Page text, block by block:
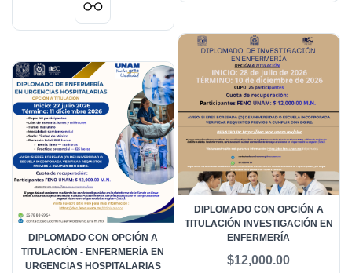
DIPLOMADO CON OPCIÓN A
TITULACIÓN INVESTIGACIÓN EN
ENFERMERÍA
$12,000.00
DIPLOMADO CON OPCIÓN A
TITULACIÓN - ENFERMERÍA EN
URGENCIAS HOSPITALARIAS